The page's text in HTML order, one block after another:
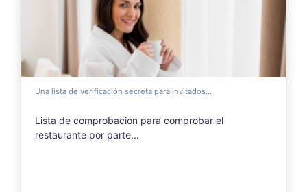
Una lista de verificación secreta para invitados...
Lista de comprobación para comprobar el
restaurante por parte...